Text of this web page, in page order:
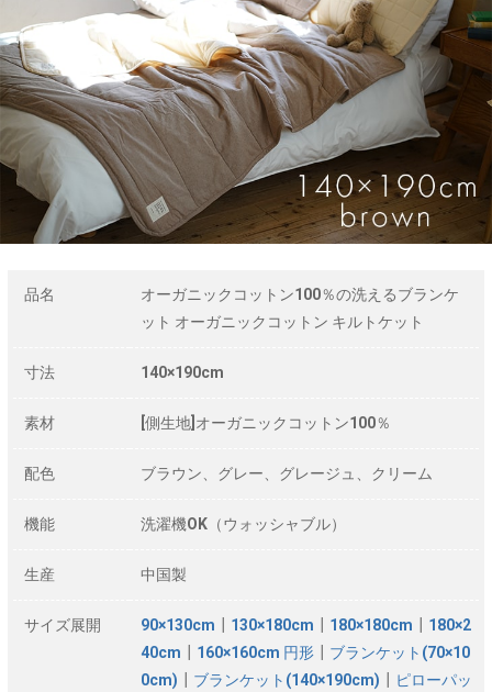
品名
オーガニックコットン100％の洗えるブランケ
ット オーガニックコットン キルトケット
寸法 140×190cm
素材 [側生地]オーガニックコットン100％
配色 ブラウン、グレー、グレージュ、クリーム
機能 洗濯機OK（ウォッシャブル）
生産 中国製
サイズ展開 90×130cm 130×180cm 180×180cm
180×2
40cm
160×160cm 円形
ブランケット(70×10
0cm)
ブランケット(140×190cm)
ピローパッ